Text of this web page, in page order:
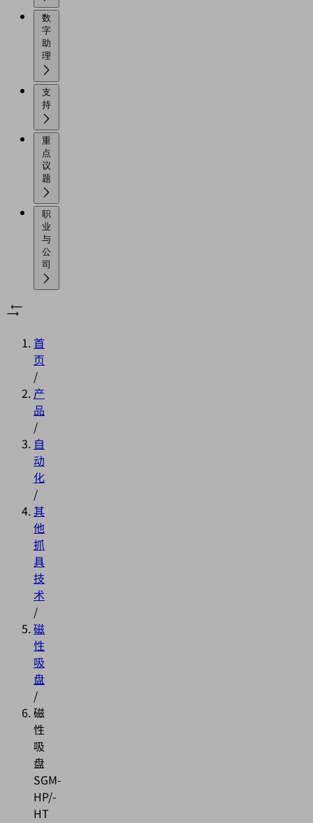
数
字
助
支
重
点
议
职
业
与
公
首
页
/
产
品
/
自
动
化
/
其
他
抓
具
技
术
/
磁
性
吸
盘
/
磁
性
吸
盘
SGM-
HP/-
HT